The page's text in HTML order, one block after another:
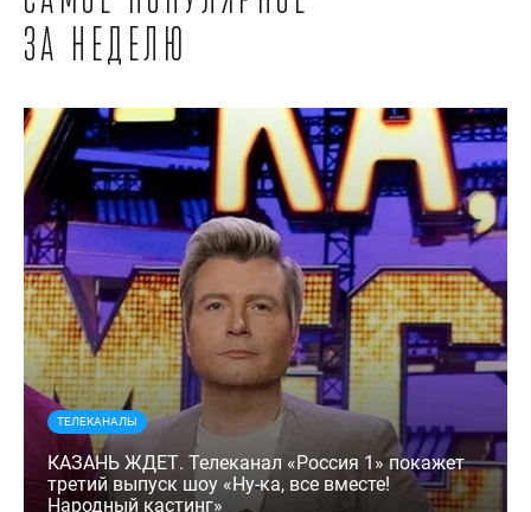
за неделю
ТЕЛЕКАНАЛЫ
КАЗАНЬ ЖДЕТ. Телеканал «Россия 1» покажет
третий выпуск шоу «Ну-ка, все вместе!
Народный кастинг»